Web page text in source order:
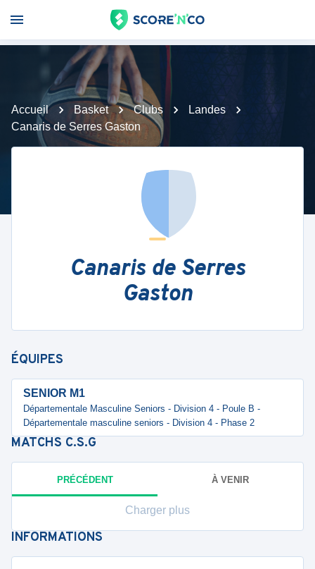
Accueil Basket Clubs
Landes
Canaris de Serres Gaston
Canaris de Serres
Gaston
ÉQUIPES
SENIOR M1
Départementale Masculine Seniors - Division 4 - Poule B -
Départementale masculine seniors - Division 4 - Phase 2
MATCHS C.S.G
PRÉCÉDENT À VENIR
Charger plus
INFORMATIONS